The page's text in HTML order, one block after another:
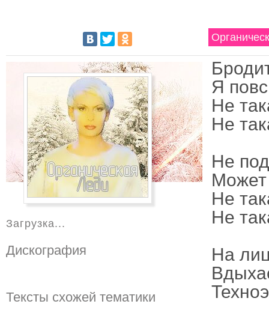
Я
Не
Не
Не
Может
Не
Не
На
Загрузка...
Дискография
Тексты схожей тематики